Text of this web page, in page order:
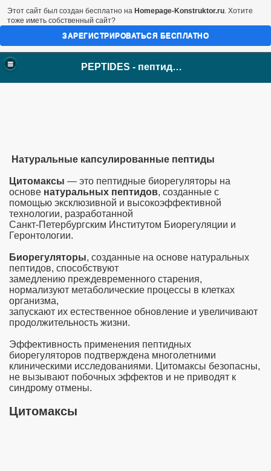
PEPTIDES - пептиды Хавинсона
Натуральные капсулированные пептиды
Цитомаксы — это пептидные биорегуляторы на
основе натуральных пептидов, созданные с
помощью эксклюзивной и высокоэффективной
технологии, разработанной
Санкт-Петербургским Институтом Биорегуляции и
Геронтологии.
Биорегуляторы, созданные на основе натуральных
пептидов, способствуют
замедлению преждевременного старения,
нормализуют метаболические процессы в клетках
организма,
запускают их естественное обновление и увеличивают
продолжительность жизни.
Эффективность применения пептидных
биорегуляторов подтверждена многолетними
клиническими исследованиями. Цитомаксы безопасны,
не вызывают побочных эффектов и не приводят к
синдрому отмены.
Цитомаксы
мозга
Этот сайт был создан бесплатно на Homepage-Konstruktor.ru. Хотите
тоже иметь собственный сайт?
ЗАРЕГИСТРИРОВАТЬСЯ БЕСПЛАТНО